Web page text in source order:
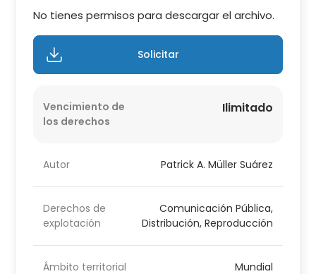
No tienes permisos para descargar el archivo.
Solicitar
Vencimiento de
los derechos
Ilimitado
Autor Patrick A. Müller Suárez
Derechos de
explotación
Comunicación Pública,
Distribución, Reproducción
Ámbito territorial Mundial